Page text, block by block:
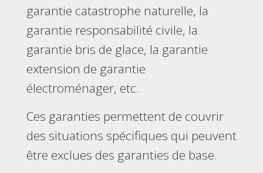
garantie catastrophe naturelle, la
garantie responsabilité civile, la
garantie bris de glace, la garantie
extension de garantie
électroménager, etc.
Ces garanties permettent de couvrir
des situations spécifiques qui peuvent
être exclues des garanties de base.